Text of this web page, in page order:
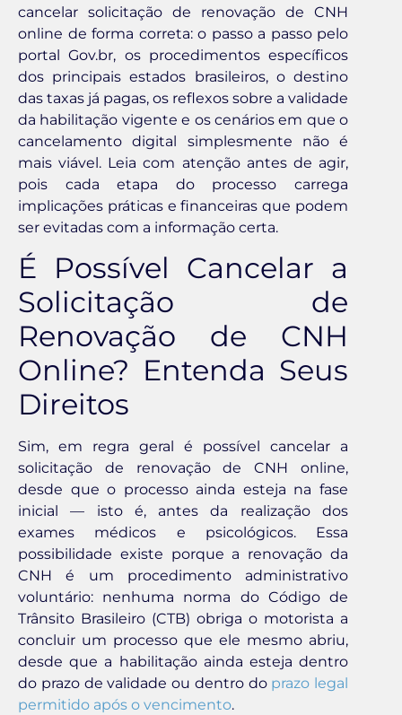
cancelar solicitação de renovação de CNH
online de forma correta: o passo a passo pelo
portal Gov.br, os procedimentos específicos
dos principais estados brasileiros, o destino
das taxas já pagas, os reflexos sobre a validade
da habilitação vigente e os cenários em que o
cancelamento digital simplesmente não é
mais viável. Leia com atenção antes de agir,
pois cada etapa do processo carrega
implicações práticas e financeiras que podem
ser evitadas com a informação certa.
É Possível Cancelar a
Solicitação de
Renovação de CNH
Online? Entenda Seus
Direitos
Sim, em regra geral é possível cancelar a
solicitação de renovação de CNH online,
desde que o processo ainda esteja na fase
inicial — isto é, antes da realização dos
exames médicos e psicológicos. Essa
possibilidade existe porque a renovação da
CNH é um procedimento administrativo
voluntário: nenhuma norma do Código de
Trânsito Brasileiro (CTB) obriga o motorista a
concluir um processo que ele mesmo abriu,
desde que a habilitação ainda esteja dentro
do prazo de validade ou dentro do prazo legal
permitido após o vencimento.